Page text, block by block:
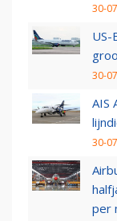
30-
US-
30-
AIS
30-
per